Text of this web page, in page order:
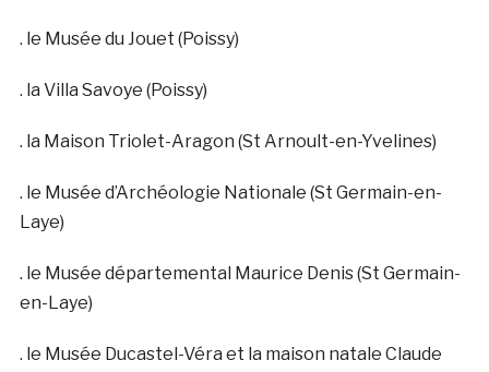
. le Musée du Jouet (Poissy)
. la Villa Savoye (Poissy)
. la Maison Triolet-Aragon (St Arnoult-en-Yvelines)
. le Musée d’Archéologie Nationale (St Germain-en-
Laye)
. le Musée départemental Maurice Denis (St Germain-
en-Laye)
. le Musée Ducastel-Véra et la maison natale Claude